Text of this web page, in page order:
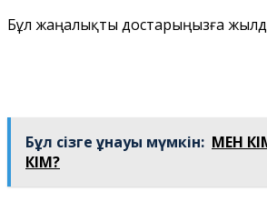
Бұл жаңалықты достарыңызға
Бұл сізге ұнауы мүмкін: МЕН
КІМ?